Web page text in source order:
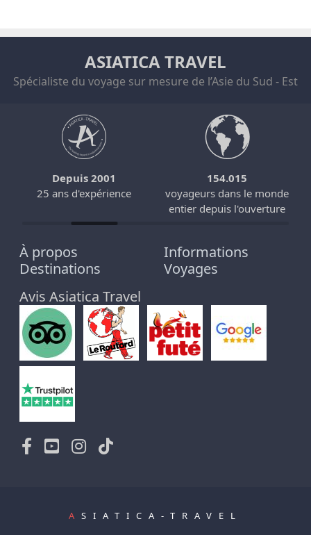
ASIATICA TRAVEL
Spécialiste du voyage sur mesure de l’Asie du Sud - Est
Depuis 2001
25 ans d'expérience
154.015
voyageurs dans le monde
entier depuis l'ouverture
À propos
Informations
Destinations
Voyages
Avis Asiatica Travel
A SIATICA-TRAVEL